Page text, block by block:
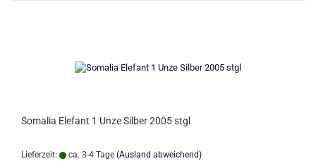
Somalia Elefant 1 Unze Silber 2005 stgl
Lieferzeit: ca. 3-4 Tage (Ausland abweichend)